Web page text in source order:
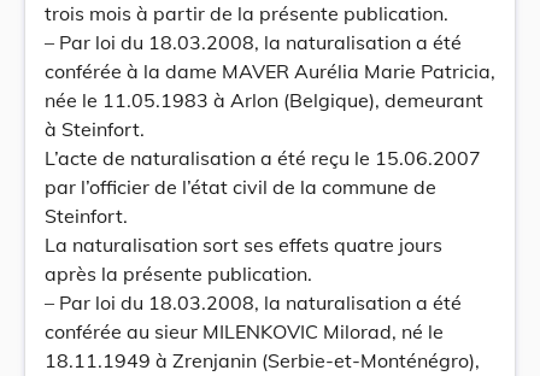
trois mois à partir de la présente publication.
– Par loi du 18.03.2008, la naturalisation a été
conférée à la dame MAVER Aurélia Marie Patricia,
née le 11.05.1983 à Arlon (Belgique), demeurant
à Steinfort.
L’acte de naturalisation a été reçu le 15.06.2007
par l’officier de l’état civil de la commune de
Steinfort.
La naturalisation sort ses effets quatre jours
après la présente publication.
– Par loi du 18.03.2008, la naturalisation a été
conférée au sieur MILENKOVIC Milorad, né le
18.11.1949 à Zrenjanin (Serbie-et-Monténégro),